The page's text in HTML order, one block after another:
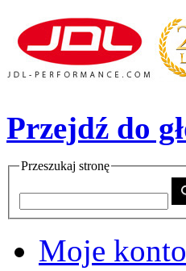
Przejdź do
Przeszukaj stronę
Moje konto